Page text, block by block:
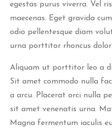
egestas purus viverra. Vel
maecenas. Eget gravida
odio pellentesque diam
urna porttitor rhoncus dolor
Aliquam ut porttitor leo a
Sit amet commodo nulla
a arcu. Placerat orci nulla
sit amet venenatis urna.
Magna fermentum iaculis